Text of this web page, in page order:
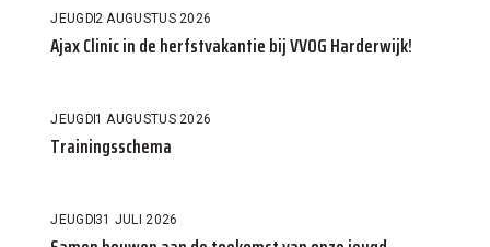
JEUGD2 AUGUSTUS 2026
Ajax Clinic in de herfstvakantie bij VVOG Harderwijk!
JEUGD1 AUGUSTUS 2026
Trainingsschema
JEUGD31 JULI 2026